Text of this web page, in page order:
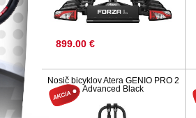
899.00 €
Nosič bicyklov Atera GENIO PRO 2
Advanced Black